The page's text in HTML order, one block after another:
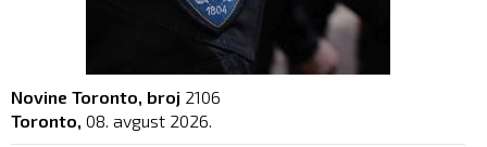
Novine Toronto, broj 2106
Toronto, 08. avgust 2026.